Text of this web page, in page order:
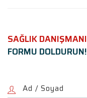
SAĞLIK
FORMU DOLDURUN!